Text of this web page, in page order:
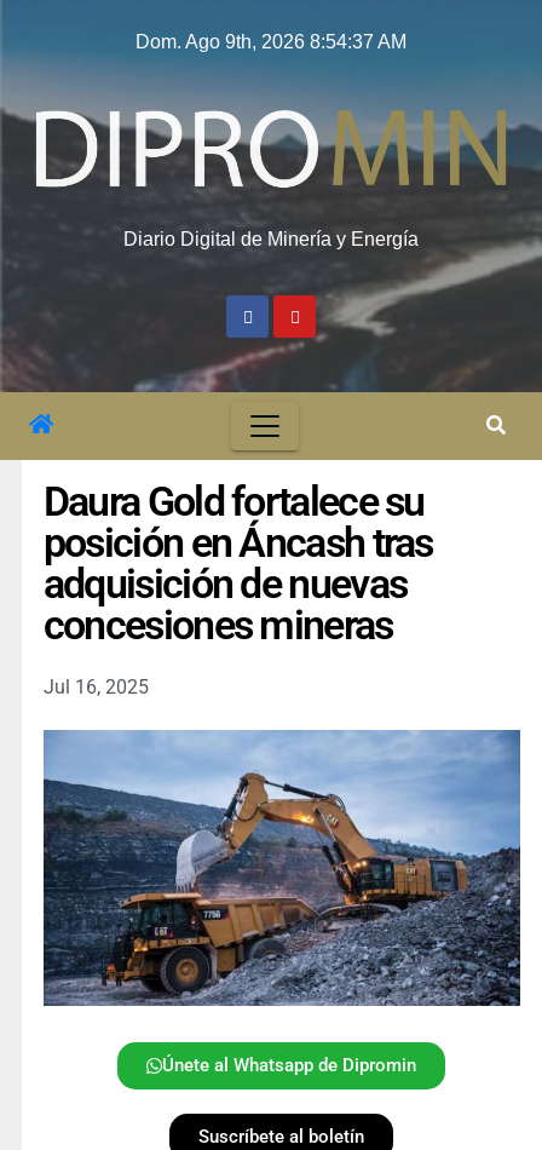
Dom. Ago 9th, 2026 8:54:38 AM
Diario Digital de Minería y Energía
Daura Gold fortalece su
posición en Áncash tras
adquisición de nuevas
concesiones mineras
Jul 16, 2025
Únete al Whatsapp de Dipromin
Suscríbete al boletín